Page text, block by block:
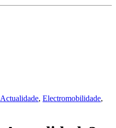
Actualidade, Electromobilidade,